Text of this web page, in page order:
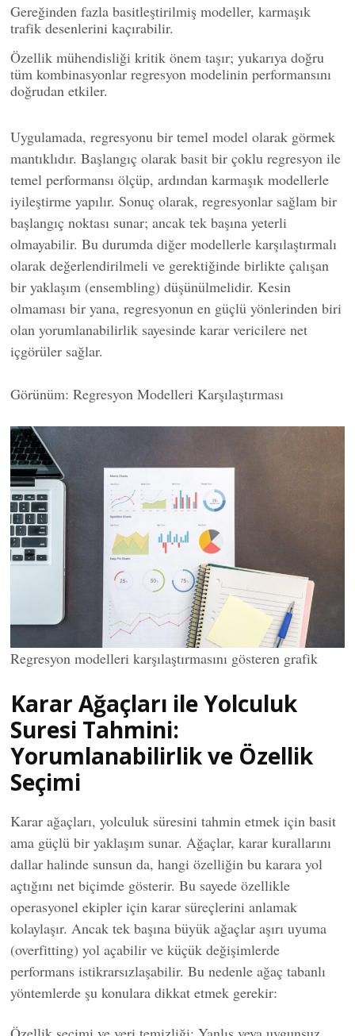
Gereğinden fazla basitleştirilmiş modeller, karmaşık
trafik desenlerini kaçırabilir.
Özellik mühendisliği kritik önem taşır; yukarıya doğru
tüm kombinasyonlar regresyon modelinin performansını
doğrudan etkiler.
Uygulamada, regresyonu bir temel model olarak görmek
mantıklıdır. Başlangıç olarak basit bir çoklu regresyon ile
temel performansı ölçüp, ardından karmaşık modellerle
iyileştirme yapılır. Sonuç olarak, regresyonlar sağlam bir
başlangıç noktası sunar; ancak tek başına yeterli
olmayabilir. Bu durumda diğer modellerle karşılaştırmalı
olarak değerlendirilmeli ve gerektiğinde birlikte çalışan
bir yaklaşım (ensembling) düşünülmelidir. Kesin
olmaması bir yana, regresyonun en güçlü yönlerinden biri
olan yorumlanabilirlik sayesinde karar vericilere net
içgörüler sağlar.
Görünüm: Regresyon Modelleri Karşılaştırması
Regresyon modelleri karşılaştırmasını gösteren grafik
Karar Ağaçları ile Yolculuk
Suresi Tahmini:
Yorumlanabilirlik ve Özellik
Seçimi
Karar ağaçları, yolculuk süresini tahmin etmek için basit
ama güçlü bir yaklaşım sunar. Ağaçlar, karar kurallarını
dallar halinde sunsun da, hangi özelliğin bu karara yol
açtığını net biçimde gösterir. Bu sayede özellikle
operasyonel ekipler için karar süreçlerini anlamak
kolaylaşır. Ancak tek başına büyük ağaçlar aşırı uyuma
(overfitting) yol açabilir ve küçük değişimlerde
performans istikrarsızlaşabilir. Bu nedenle ağaç tabanlı
yöntemlerde şu konulara dikkat etmek gerekir: